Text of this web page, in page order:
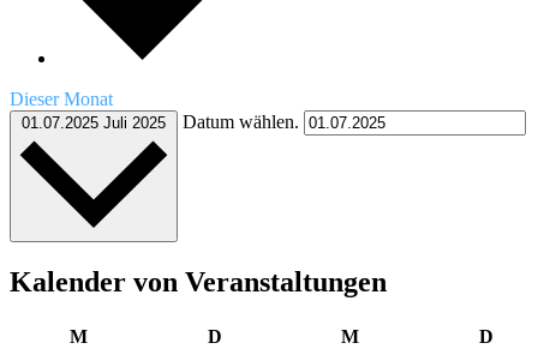
Dieser Monat
01.07.2025 Juli 2025 Datum wählen.
Kalender von Veranstaltungen
MMontag DDienstag MMittwoch D